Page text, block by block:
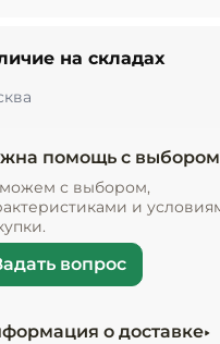
на складах
помощь с
с выбором,
и
вопрос
о доставке